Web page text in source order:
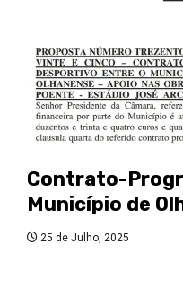
Contrato-
Município de
25 de Julho, 2025